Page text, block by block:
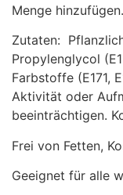
Menge hinzufügen.
Zutaten:
Propylenglycol
Farbstoffe (E171,
Aktivität oder
beeinträchtigen.
Frei von Fetten,
Geeignet für alle